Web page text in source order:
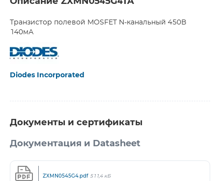
Транзистор полевой MOSFET N-канальный 450В
140мА
Diodes Incorporated
Документы и сертификаты
Документация и Datasheet
ZXMN0545G4.pdf 511,4 кБ